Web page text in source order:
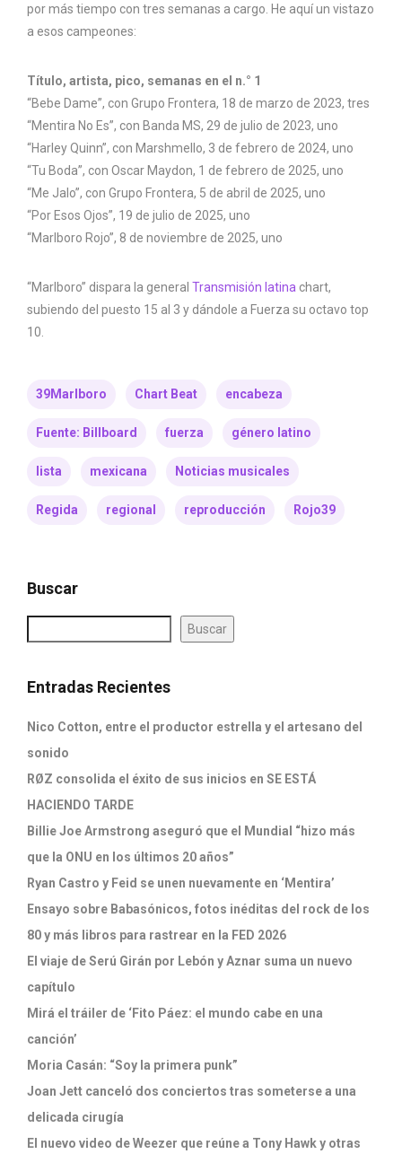
por más tiempo con tres semanas a cargo. He aquí un vistazo
a esos campeones:
Título, artista, pico, semanas en el n.° 1
“Bebe Dame”, con Grupo Frontera, 18 de marzo de 2023, tres
“Mentira No Es”, con Banda MS, 29 de julio de 2023, uno
“Harley Quinn”, con Marshmello, 3 de febrero de 2024, uno
“Tu Boda”, con Oscar Maydon, 1 de febrero de 2025, uno
“Me Jalo”, con Grupo Frontera, 5 de abril de 2025, uno
“Por Esos Ojos”, 19 de julio de 2025, uno
“Marlboro Rojo”, 8 de noviembre de 2025, uno
“Marlboro” dispara la general Transmisión latina chart,
subiendo del puesto 15 al 3 y dándole a Fuerza su octavo top
10.
39Marlboro Chart Beat encabeza
Fuente: Billboard fuerza género latino
lista mexicana Noticias musicales
Regida regional reproducción Rojo39
Buscar
Buscar
Entradas Recientes
Nico Cotton, entre el productor estrella y el artesano del
sonido
RØZ consolida el éxito de sus inicios en SE ESTÁ
HACIENDO TARDE
Billie Joe Armstrong aseguró que el Mundial “hizo más
que la ONU en los últimos 20 años”
Ryan Castro y Feid se unen nuevamente en ‘Mentira’
Ensayo sobre Babasónicos, fotos inéditas del rock de los
80 y más libros para rastrear en la FED 2026
El viaje de Serú Girán por Lebón y Aznar suma un nuevo
capítulo
Mirá el tráiler de ‘Fito Páez: el mundo cabe en una
canción’
Moria Casán: “Soy la primera punk”
Joan Jett canceló dos conciertos tras someterse a una
delicada cirugía
El nuevo video de Weezer que reúne a Tony Hawk y otras